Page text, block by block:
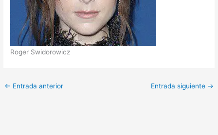
Roger Swidorowicz
← Entrada anterior Entrada siguiente →